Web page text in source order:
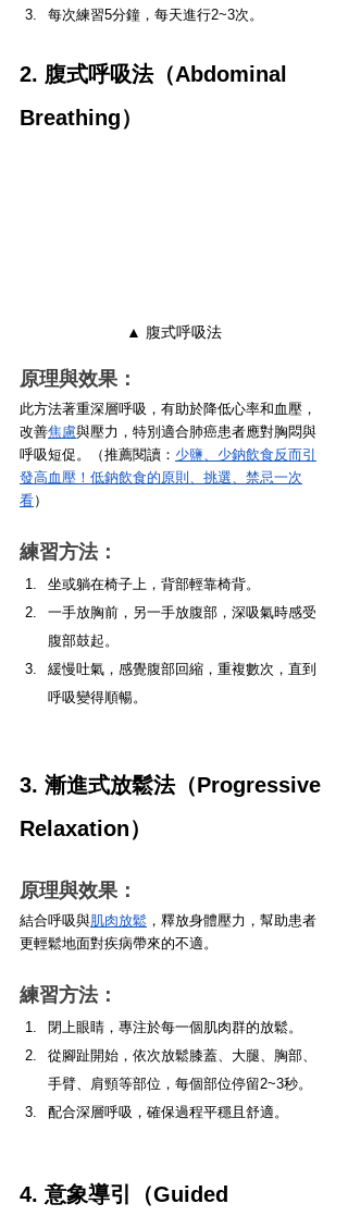
每次練習5分鐘，每天進行2~3次。
2. 腹式呼吸法（Abdominal
Breathing）
▲ 腹式呼吸法
原理與效果：
此方法著重深層呼吸，有助於降低心率和血壓，
改善焦慮與壓力，特別適合肺癌患者應對胸悶與
呼吸短促。（推薦閱讀： 少鹽、少鈉飲食反而引
發高血壓！低鈉飲食的原則、挑選、禁忌一次
看）
練習方法：
坐或躺在椅子上，背部輕靠椅背。
一手放胸前，另一手放腹部，深吸氣時感受
腹部鼓起。
緩慢吐氣，感覺腹部回縮，重複數次，直到
呼吸變得順暢。
3. 漸進式放鬆法（Progressive
Relaxation）
原理與效果：
結合呼吸與肌肉放鬆 ，釋放身體壓力，幫助患者
更輕鬆地面對疾病帶來的不適。
練習方法：
閉上眼睛，專注於每一個肌肉群的放鬆。
從腳趾開始，依次放鬆膝蓋、大腿、胸部、
手臂、肩頸等部位，每個部位停留2~3秒。
配合深層呼吸，確保過程平穩且舒適。
4. 意象導引（Guided